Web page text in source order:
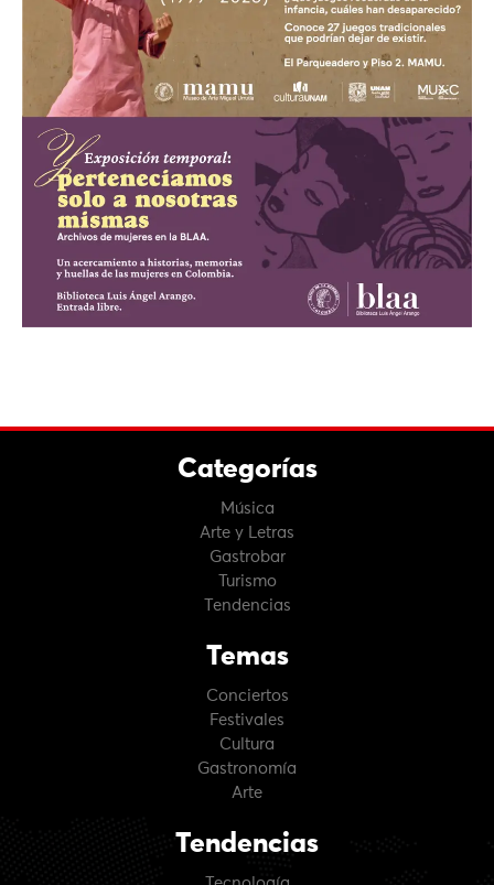
Categorías
Música
Arte y Letras
Gastrobar
Turismo
Tendencias
Temas
Conciertos
Festivales
Cultura
Gastronomía
Arte
Tendencias